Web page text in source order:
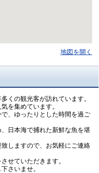
地図を開く
くの観光客が訪れています。
を集めています。
、ゆったりとした時間を過ご
日本海で捕れた新鮮な魚を堪
しますので、お気軽にご連絡
せていただきます。
さいませ。